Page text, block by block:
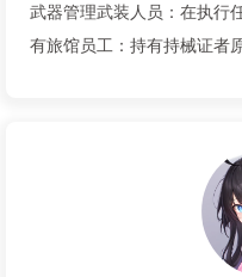
武器管理武装人员：在执行
有旅馆员工：持有持械证者